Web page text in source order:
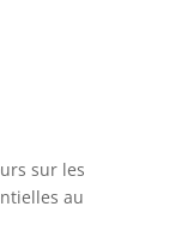
sur les
au